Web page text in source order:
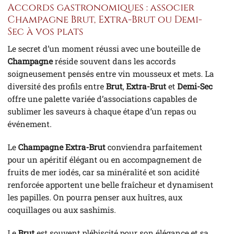
Accords gastronomiques : associer
Champagne Brut, Extra-Brut ou Demi-
Sec à vos plats
Le secret d’un moment réussi avec une bouteille de
Champagneréside souvent dans les accords
soigneusement pensés entre vin mousseux et mets. La
diversité des profils entreBrut,Extra-BrutetDemi-Sec
offre une palette variée d’associations capables de
sublimer les saveurs à chaque étape d’un repas ou
événement.
LeChampagne Extra-Brutconviendra parfaitement
pour un apéritif élégant ou en accompagnement de
fruits de mer iodés, car sa minéralité et son acidité
renforcée apportent une belle fraîcheur et dynamisent
les papilles. On pourra penser aux huîtres, aux
coquillages ou aux sashimis.